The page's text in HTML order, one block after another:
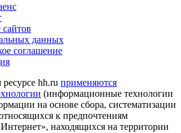
данных
соглашение
hh.ru применяются
(информационные технологии
на основе сбора, систематизации
к предпочтениям
находящихся на территории